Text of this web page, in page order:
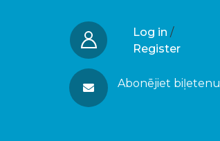
Log in /
Register
Abonējiet biļetenu